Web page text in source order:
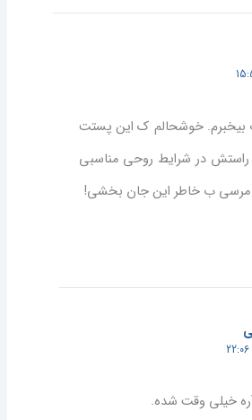
بیخبرم. خوشحالم ک این پستت
راستش در شرایط روحی مناسبی
مرسی ب خاطر این جان بخشی!
خیلی وقت شده.